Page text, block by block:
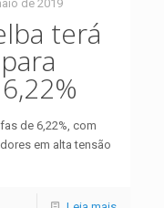
de 2019
terá
de 6,22%, com
em alta tensão